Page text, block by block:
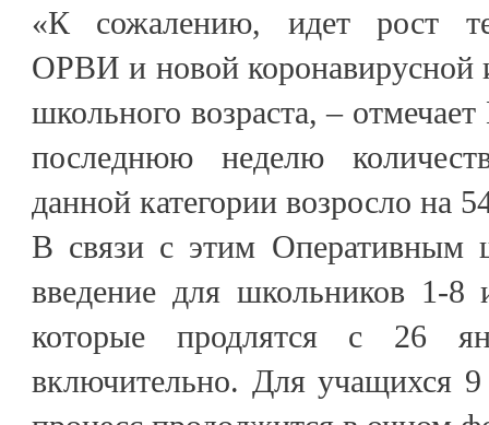
«К сожалению, идет рост
ОРВИ и новой коронавирусной
школьного возраста, –
последнюю неделю
данной категории возросло на
В связи с этим Оперативным
введение для школьников 1-8
которые продлятся с 26
включительно. Для учащихся